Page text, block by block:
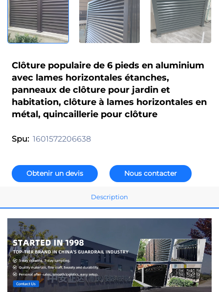
Clôture populaire de 6 pieds en aluminium
avec lames horizontales étanches,
panneaux de clôture pour jardin et
habitation, clôture à lames horizontales en
métal, quincaillerie pour clôture
Spu: 1601572206638
Obtenir un devis Nous contacter
Description